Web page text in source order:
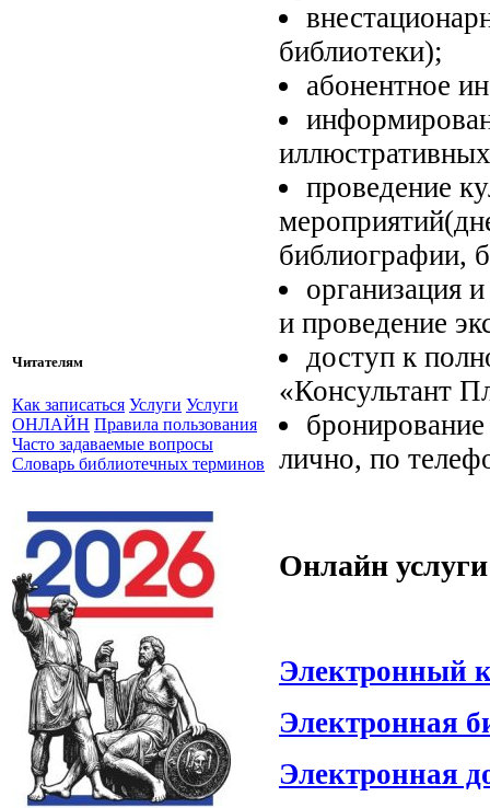
Читателям
Как записаться Услуги Услуги
ОНЛАЙН Правила пользования
Часто задаваемые вопросы
Словарь библиотечных терминов
библиотеки);
абонентное
проведение
библиографии,
организация
и проведение
доступ к
«Консультант
лично, по
Онлайн
Электронный
Электронная
Электронная